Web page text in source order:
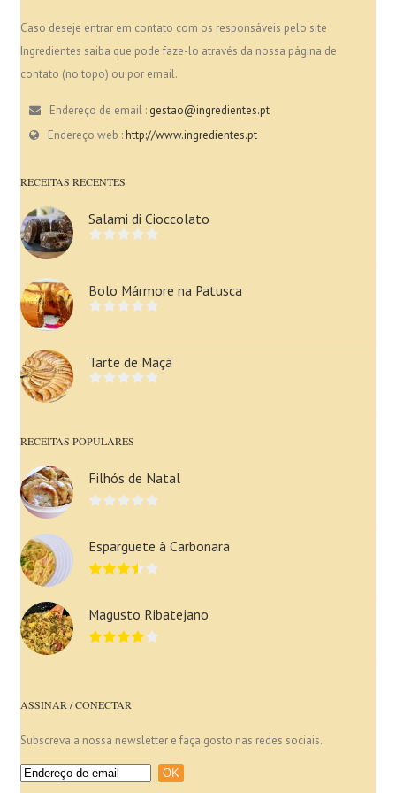
Caso deseje entrar em contato com os responsáveis pelo site
Ingredientes saiba que pode faze-lo através da nossa página de
contato (no topo) ou por email.
Endereço de email : gestao@ingredientes.pt
Endereço web :http://www.ingredientes.pt
RECEITAS RECENTES
Salami di Cioccolato
Bolo Mármore na Patusca
Tarte de Maçã
RECEITAS POPULARES
Filhós de Natal
Esparguete à Carbonara
Magusto Ribatejano
ASSINAR / CONECTAR
Subscreva a nossa newsletter e faça gosto nas redes sociais.